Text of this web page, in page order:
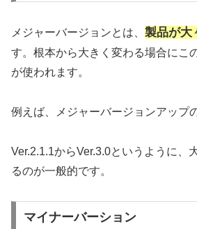
メジャーバージョンとは、 製品が大
す。根本から大きく変わる場合にこ
が使われます。
例えば、メジャーバージョンアップ
Ver.2.1.1からVer.3.0というように、
るのが一般的です。
マイナーバーション